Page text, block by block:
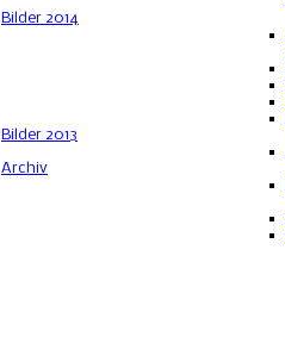
Bilder 2014
Bilder 2013
Archiv